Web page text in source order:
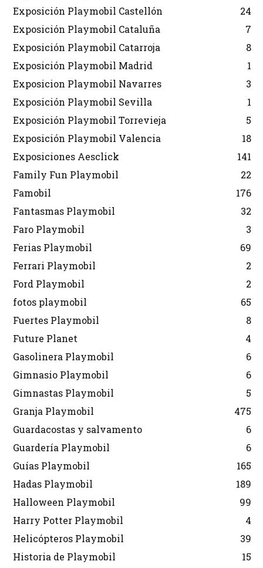
Exposición Playmobil Castellón
24
Exposición Playmobil Cataluña
7
Exposición Playmobil Catarroja
8
Exposición Playmobil Madrid
1
Exposicion Playmobil Navarres
3
Exposición Playmobil Sevilla
1
Exposición Playmobil Torrevieja
5
Exposición Playmobil Valencia
18
Exposiciones Aesclick
141
Family Fun Playmobil
22
Famobil
176
Fantasmas Playmobil
32
Faro Playmobil
3
Ferias Playmobil
69
Ferrari Playmobil
2
Ford Playmobil
2
fotos playmobil
65
Fuertes Playmobil
8
Future Planet
4
Gasolinera Playmobil
6
Gimnasio Playmobil
6
Gimnastas Playmobil
5
Granja Playmobil
475
Guardacostas y salvamento
6
Guardería Playmobil
6
Guías Playmobil
165
Hadas Playmobil
189
Halloween Playmobil
99
Harry Potter Playmobil
4
Helicópteros Playmobil
39
Historia de Playmobil
15